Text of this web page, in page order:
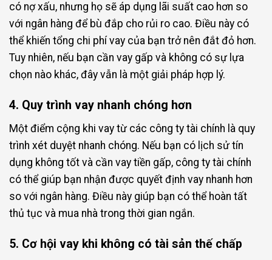
có nợ xấu, nhưng họ sẽ áp dụng lãi suất cao hơn so
với ngân hàng để bù đắp cho rủi ro cao. Điều này có
thể khiến tổng chi phí vay của bạn trở nên đắt đỏ hơn.
Tuy nhiên, nếu bạn cần vay gấp và không có sự lựa
chọn nào khác, đây vẫn là một giải pháp hợp lý.
4. Quy trình vay nhanh chóng hơn
Một điểm cộng khi vay từ các công ty tài chính là quy
trình xét duyệt nhanh chóng. Nếu bạn có lịch sử tín
dụng không tốt và cần vay tiền gấp, công ty tài chính
có thể giúp bạn nhận được quyết định vay nhanh hơn
so với ngân hàng. Điều này giúp bạn có thể hoàn tất
thủ tục và mua nhà trong thời gian ngắn.
5. Cơ hội vay khi không có tài sản thế chấp